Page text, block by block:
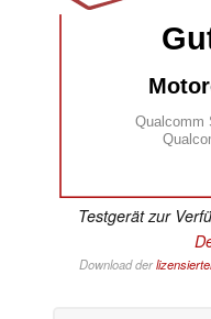
Qualcomm
Testgerät zur
Download der